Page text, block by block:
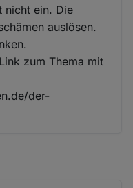
nicht ein. Die
auslösen.
zum Thema mit
der-